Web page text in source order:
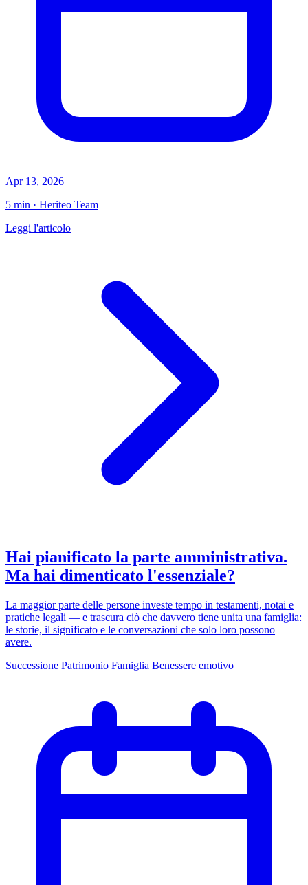
Apr 13, 2026
5 min · Heriteo Team
Leggi l'articolo
Hai pianificato la parte amministrativa.
Ma hai dimenticato l'essenziale?
La maggior parte delle persone investe tempo in testamenti, notai e
pratiche legali — e trascura ciò che davvero tiene unita una famiglia:
le storie, il significato e le conversazioni che solo loro possono
avere.
Successione Patrimonio Famiglia Benessere emotivo